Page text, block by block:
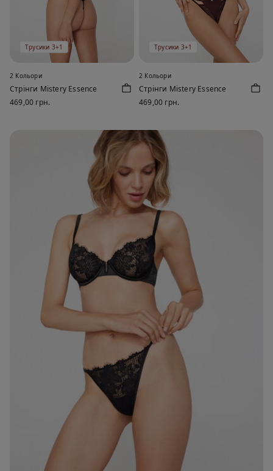
Трусики 3+1
2 Кольори
Стрінги Mistery Essence
469,00 грн.
Трусики 3+1
2 Кольори
Стрінги Mistery Essence
469,00 грн.